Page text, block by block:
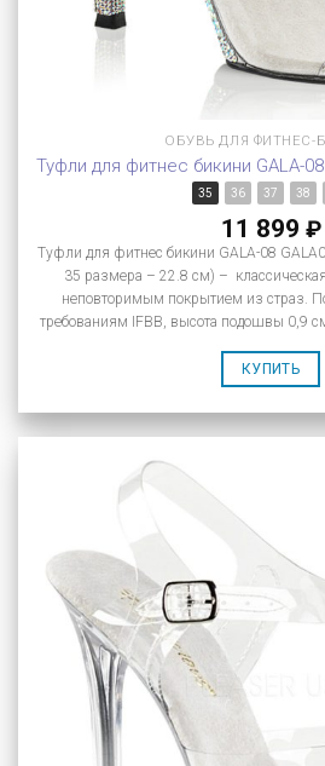
ОБУВЬ ДЛЯ ФИТНЕС-
Туфли для фитнес бикини GALA-
35 36 37 38
11 899 ₽
Туфли для фитнес бикини GALA-08
35 размера – 22.8 см) –
неповторимым покрытием из страз.
требованиям IFBB, высота подошвы 0,9
КУПИТЬ